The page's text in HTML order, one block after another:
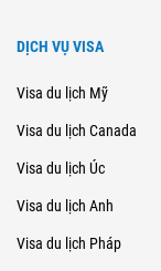
DỊCH VỤ VISA
Visa du lịch Mỹ
Visa du lịch Canada
Visa du lịch Úc
Visa du lịch Anh
Visa du lịch Pháp